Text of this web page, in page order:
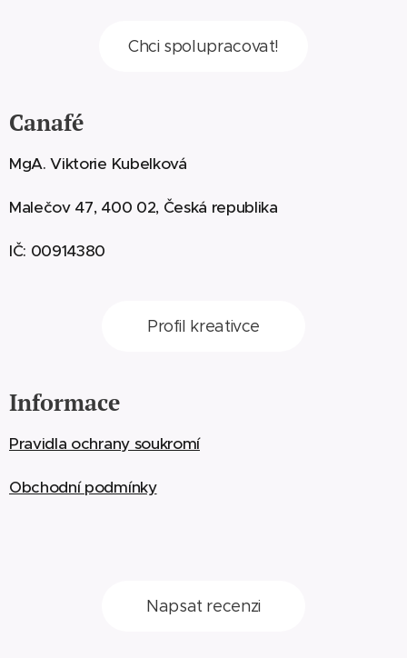
Chci spolupracovat!
Canafé
MgA. Viktorie Kubelková
Malečov 47, 400 02, Česká republika
IČ: 00914380
Profil kreativce
Informace
Pravidla ochrany soukromí
Obchodní podmínky
Napsat recenzi